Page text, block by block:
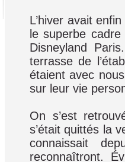
L’hiver avait
le superbe cadre
Disneyland
terrasse de
étaient avec
sur leur vie
On s’est
s’était quittés la
connaissait
reconnaîtront.